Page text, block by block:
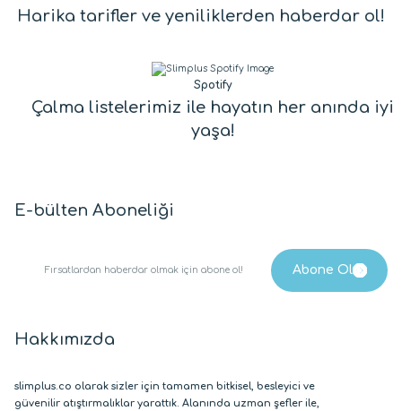
Harika tarifler ve yeniliklerden haberdar ol!
Spotify
Çalma listelerimiz ile hayatın her anında iyi
yaşa!
E-bülten Aboneliği
Hakkımızda
slimplus.co olarak sizler için tamamen bitkisel, besleyici ve
güvenilir atıştırmalıklar yarattık. Alanında uzman şefler ile,